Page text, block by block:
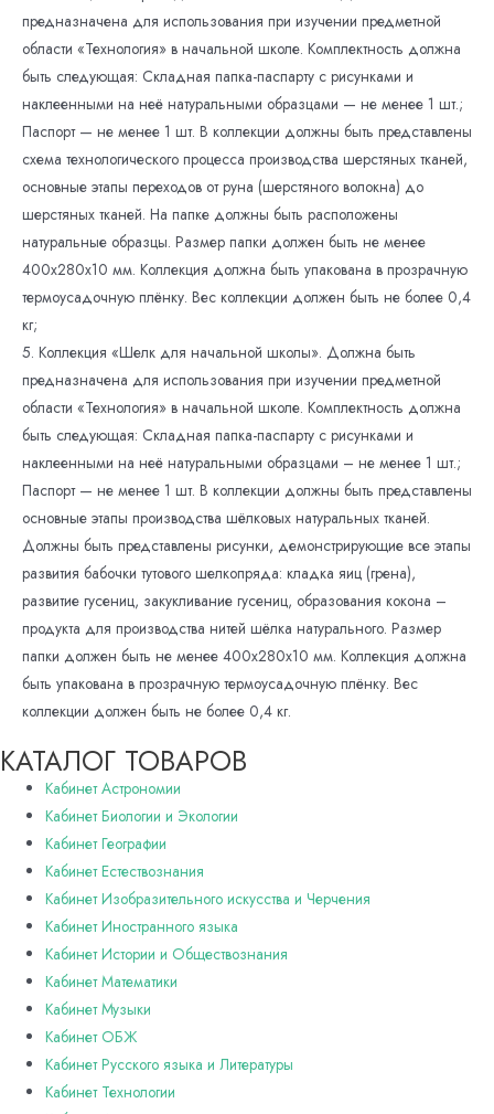
предназначена для использования при изучении предметной
области «Технология» в начальной школе. Комплектность должна
быть следующая: Складная папка-паспарту с рисунками и
наклеенными на неё натуральными образцами — не менее 1 шт.;
Паспорт — не менее 1 шт. В коллекции должны быть представлены
схема технологического процесса производства шерстяных тканей,
основные этапы переходов от руна (шерстяного волокна) до
шерстяных тканей. На папке должны быть расположены
натуральные образцы. Размер папки должен быть не менее
400x280x10 мм. Коллекция должна быть упакована в прозрачную
термоусадочную плёнку. Вес коллекции должен быть не более 0,4
кг;
5. Коллекция «Шелк для начальной школы». Должна быть
предназначена для использования при изучении предметной
области «Технология» в начальной школе. Комплектность должна
быть следующая: Складная папка-паспарту с рисунками и
наклеенными на неё натуральными образцами – не менее 1 шт.;
Паспорт — не менее 1 шт. В коллекции должны быть представлены
основные этапы производства шёлковых натуральных тканей.
Должны быть представлены рисунки, демонстрирующие все этапы
развития бабочки тутового шелкопряда: кладка яиц (грена),
развитие гусениц, закукливание гусениц, образования кокона –
продукта для производства нитей шёлка натурального. Размер
папки должен быть не менее 400x280x10 мм. Коллекция должна
быть упакована в прозрачную термоусадочную плёнку. Вес
коллекции должен быть не более 0,4 кг.
КАТАЛОГ ТОВАРОВ
Кабинет Астрономии
Кабинет Биологии и Экологии
Кабинет Географии
Кабинет Естествознания
Кабинет Изобразительного искусства и Черчения
Кабинет Иностранного языка
Кабинет Истории и Обществознания
Кабинет Математики
Кабинет Музыки
Кабинет ОБЖ
Кабинет Русского языка и Литературы
Кабинет Технологии